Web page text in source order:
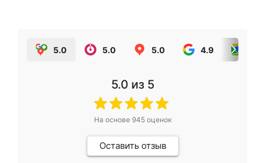
5.0 5.0 5.0 4.9
5.0 из 5
На основе 945оценок
Оставить отзыв